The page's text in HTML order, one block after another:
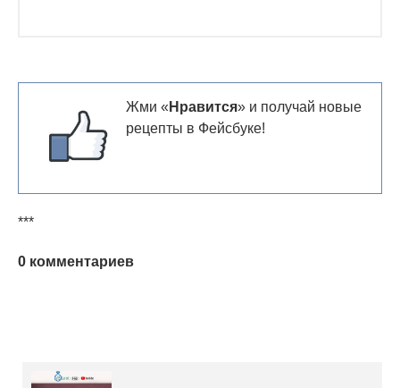
Жми « Нравится» и получай новые
рецепты в Фейсбуке!
***
0 комментариев